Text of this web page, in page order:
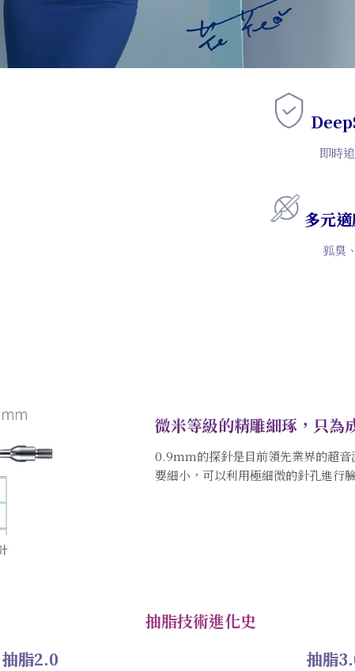
即時追蹤
多元
狐臭、
微米等級的精雕細琢，只為
0.9mm的探針是目前領先業界的超音
要細小，可以利用極細微的針孔進行
抽脂技術進化史
抽脂2.0 抽脂